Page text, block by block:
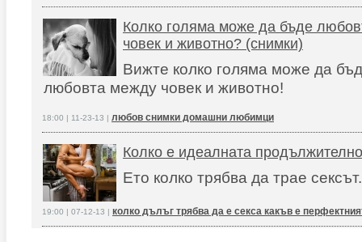
Колко голяма може да бъде
човек и животно? (снимки)
Вижте колко голяма може да
любовта между човек и животно!
18:00 | 11-23-13 | любов снимки домашни любимци
Колко е идеалната
Ето колко трябва да трае
19:00 | 07-12-13 | колко дълъг трябва да е секса какъв е